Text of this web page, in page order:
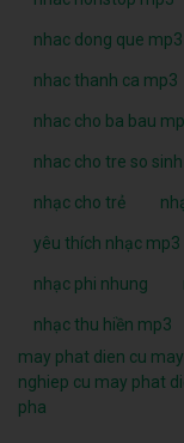
nhac dong que mp3
nhac thanh ca mp3
nhac cho ba bau
nhac cho tre so sinh
nhạc cho trẻ
yêu thích nhạc mp3
nhạc phi nhung
nhạc thu hiền mp3
may phat dien cu
nghiep cu may phat
pha